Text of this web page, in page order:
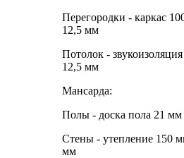
Перегородки - каркас
12,5 мм
Потолок -
12,5 мм
Мансарда:
Полы - доска пола 21 мм
Стены - утепление 150
мм